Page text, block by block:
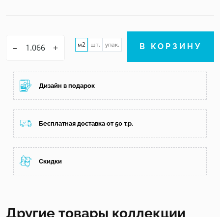
– + м2 шт. упак. В КОРЗИНУ
Дизайн в подарок
Бесплатная доставка от 50 т.р.
Скидки
Другие товары коллекции